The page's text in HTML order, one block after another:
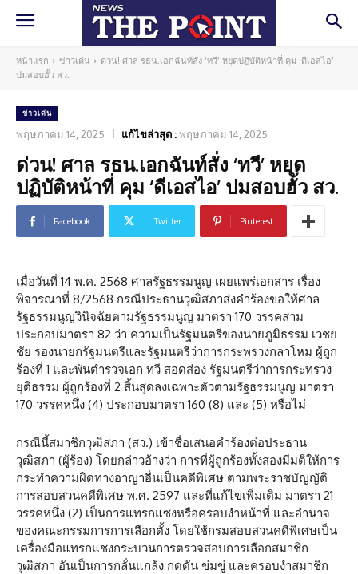
หน้าแรก ข่าวเด่น
ด่วน! ศาล รธน.เอกฉันท์สั่ง ‘ทวี’ หยุดปฏิบัติหน้าที่ คุม ‘ดีเอสไอ’
ปมสอบฮั้ว สว.
ข่าวเด่น
พฤษภาคม 14, 2025 แก้ไขล่าสุด :พฤษภาคม 14, 2025
ด่วน! ศาล รธน.เอกฉันท์สั่ง ‘ทวี’ หยุด
ปฏิบัติหน้าที่ คุม ‘ดีเอสไอ’ ปมสอบฮั้ว สว.
Facebook Twitter Pinterest
เมื่อวันที่ 14 พ.ค. 2568 ศาลรัฐธรรมนูญ เผยแพร่เอกสาร เรื่อง
พิจารณาที่ 8/2568 กรณีประธานวุฒิสภาส่งคำร้องขอให้ศาล
รัฐธรรมนูญวินิจฉัยตามรัฐธรรมนูญ มาตรา 170 วรรคสาม
ประกอบมาตรา 82 ว่า ความเป็นรัฐมนตรีของนายภูมิธรรม เวชย
ชัย รองนายกรัฐมนตรีและรัฐมนตรีว่าการกระพรวงกลาโหม ผู้ถูก
ร้องที่ 1 และพันตำรวจเอก ทวี สอดส่อง รัฐมนตรีว่าการกระทรวง
ยุติธรรม ผู้ถูกร้องที่ 2 สิ้นสุดลงเฉพาะตัวตามรัฐธรรมนูญ มาตรา
170 วรรคหนึ่ง (4) ประกอบมาตรา 160 (8) และ (5) หรือไม่
กรณีนี้สมาชิกวุฒิสภา (สว.) เข้าชื่อเสนอคำร้องต่อประธาน
วุฒิสภา (ผู้ร้อง) โดยกล่าวอ้างว่า การที่ผู้ถูกร้องทั้งสองมีมติให้การ
กระทำความผิดทางอาญาอื่นเป็นคดีพิเศษ ตามพระราชบัญญัติ
การสอบสวนคดีพิเศษ พ.ศ. 2597 และที่แก้ไขเพิ่มเติม มาตรา 21
วรรคหนึ่ง (2) เป็นการแทรกแซงหรือครอบงำหน้าที่ และอำนาจ
ของคณะกรรมการการเลือกตั้ง โดยใช้กรมสอบสวนคดีพิเศษเป็น
เครื่องมือแทรกแชงกระบวนการตรวจสอบการเลือกสมาชิก
วุฒิสภา อันเป็นการกลั่นแกล้ง กดดัน ข่มขู่ และครอบงำสมาชิก